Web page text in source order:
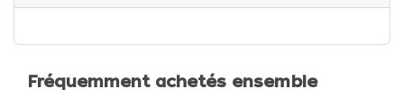
Fréquemment achetés ensemble